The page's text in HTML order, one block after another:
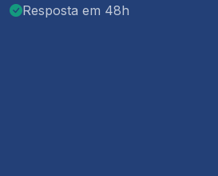
Resposta em 48h